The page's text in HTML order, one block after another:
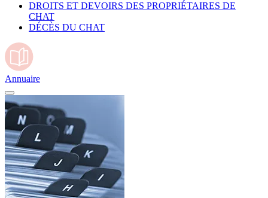
DROITS ET DEVOIRS DES PROPRIÉTAIRES DE
CHAT
DÉCÈS DU CHAT
Annuaire